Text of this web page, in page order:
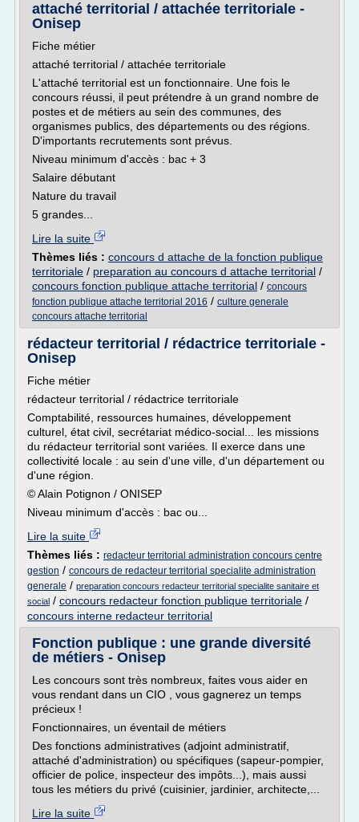
attaché territorial / attachée territoriale -
Onisep
Fiche métier
attaché territorial / attachée territoriale
L'attaché territorial est un fonctionnaire. Une fois le
concours réussi, il peut prétendre à un grand nombre de
postes et de métiers au sein des communes, des
organismes publics, des départements ou des régions.
D'importants recrutements sont prévus.
Niveau minimum d'accès : bac + 3
Salaire débutant
Nature du travail
5 grandes...
Lire la suite
Thèmes liés : concours d attache de la fonction publique
territoriale / preparation au concours d attache territorial /
concours fonction publique attache territorial / concours
fonction publique attache territorial 2016 / culture generale
concours attache territorial
rédacteur territorial / rédactrice territoriale -
Onisep
Fiche métier
rédacteur territorial / rédactrice territoriale
Comptabilité, ressources humaines, développement
culturel, état civil, secrétariat médico-social... les missions
du rédacteur territorial sont variées. Il exerce dans une
collectivité locale : au sein d'une ville, d'un département ou
d'une région.
© Alain Potignon / ONISEP
Niveau minimum d'accès : bac ou...
Lire la suite
Thèmes liés : redacteur territorial administration concours centre
gestion / concours de redacteur territorial specialite administration
generale / preparation concours redacteur territorial specialite sanitaire et
social / concours redacteur fonction publique territoriale /
concours interne redacteur territorial
Fonction publique : une grande diversité
de métiers - Onisep
Les concours sont très nombreux, faites vous aider en
vous rendant dans un CIO , vous gagnerez un temps
précieux !
Fonctionnaires, un éventail de métiers
Des fonctions administratives (adjoint administratif,
attaché d'administration) ou spécifiques (sapeur-pompier,
officier de police, inspecteur des impôts...), mais aussi
tous les métiers du privé (cuisinier, jardinier, architecte,...
Lire la suite